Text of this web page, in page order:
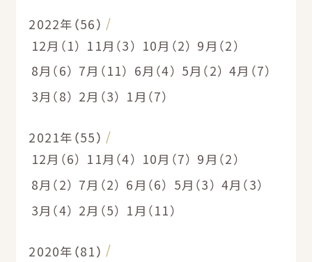
2022年（56）
12月（1） 11月（3） 10月（2） 9月（2）
8月（6） 7月（11） 6月（4） 5月（2） 4月（7）
3月（8） 2月（3） 1月（7）
2021年（55）
12月（6） 11月（4） 10月（7） 9月（2）
8月（2） 7月（2） 6月（6） 5月（3） 4月（3）
3月（4） 2月（5） 1月（11）
2020年（81）